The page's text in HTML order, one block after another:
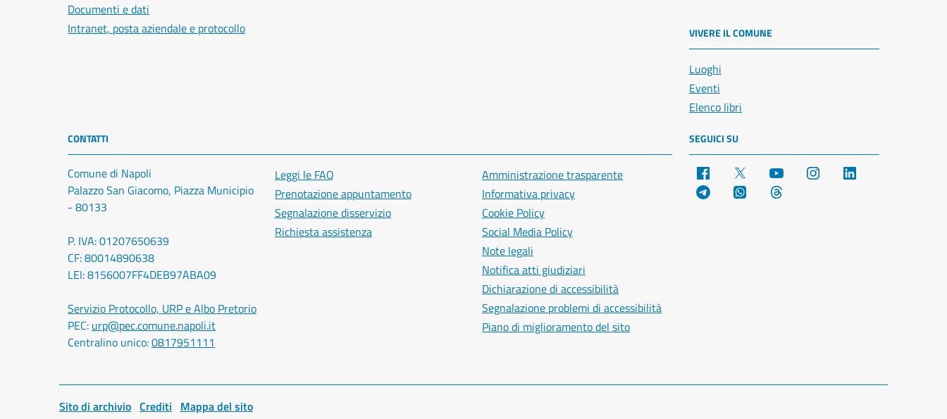
Documenti e dati
Intranet, posta aziendale e protocollo
VIVERE IL COMUNE
Luoghi
Eventi
Elenco libri
CONTATTI
Comune di Napoli
Palazzo San Giacomo, Piazza Municipio
- 80133
P. IVA: 01207650639
CF: 80014890638
LEI: 8156007FF4DEB97ABA09
Servizio Protocollo, URP e Albo Pretorio
PEC: urp@pec.comune.napoli.it
Centralino unico:0817951111
Leggi le FAQ
Prenotazione appuntamento
Segnalazione disservizio
Richiesta assistenza
Amministrazione trasparente
Informativa privacy
Cookie Policy
Social Media Policy
Note legali
Notifica atti giudiziari
Dichiarazione di accessibilità
Segnalazione problemi di accessibilità
Piano di miglioramento del sito
SEGUICI SU
Facebook YouTube Instagram
Telegram WhatsApp
Sito di archivio Crediti Mappa del sito